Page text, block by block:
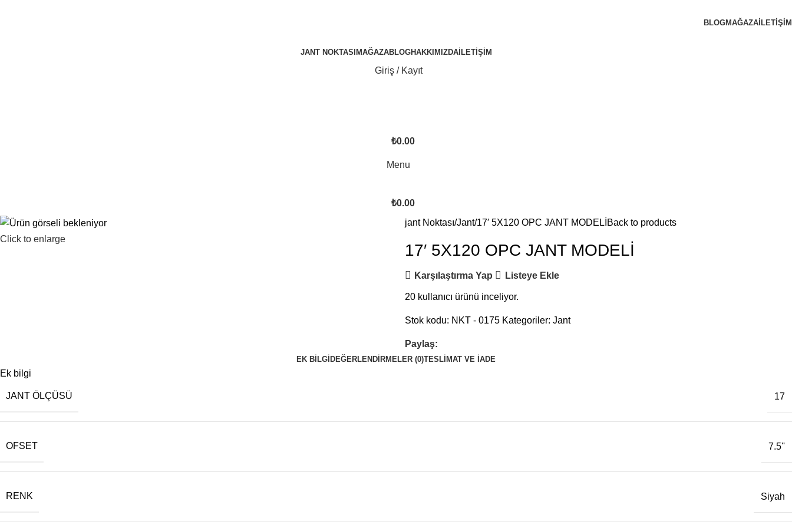
BLOGMAĞAZA İLETIŞIM
JANT NOKTASI MAĞAZABLOGHAKKIMIZDAİLETIŞIM
Giriş / Kayıt
₺0.00
Menu
₺0.00
Click to enlarge
jant Noktası Jant 17′ 5X120 OPC JANT MODELİ Back to products
17′ 5X120 OPC JANT MODELİ
Karşılaştırma Yap Listeye Ekle
20 kullanıcı ürünü inceliyor.
Stok kodu: NKT - 0175 Kategoriler: Jant
Paylaş:
EK BILGI DEĞERLENDIRMELER (0)TESLIMAT VE İADE
Ek bilgi
JANT ÖLÇÜSÜ 17
OFSET 7.5''
RENK Siyah